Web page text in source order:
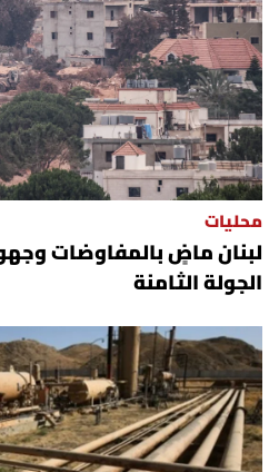
محليات
لبنان ماضٍ بالمفاوضات
الجولة الثامنة